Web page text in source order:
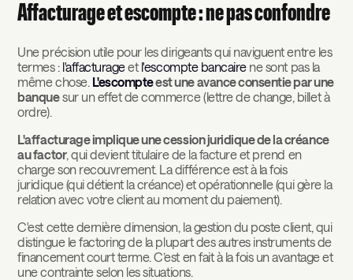
Affacturage et escompte : ne pas confondre
Une précision utile pour les dirigeants qui naviguent entre les
termes : l'affacturageet l'escompte bancairene sont pas la
même chose. L'escompteest une avance consentie par une
banquesur un effet de commerce (lettre de change, billet à
ordre).
L'affacturage implique une cession juridique de la créance
au factor, qui devient titulaire de la facture et prend en
charge son recouvrement. La différence est à la fois
juridique (qui détient la créance) et opérationnelle (qui gère la
relation avec votre client au moment du paiement).
C'est cette dernière dimension, la gestion du poste client, qui
distingue le factoring de la plupart des autres instruments de
financement court terme. C’est en fait à la fois un avantage et
une contrainte selon les situations.